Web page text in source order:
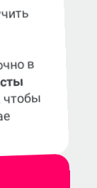
в
чтобы